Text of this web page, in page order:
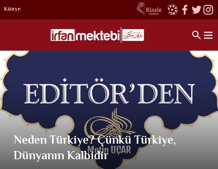
Künye
Neden Türkiye? Çünkü Türkiye,
Dünyanın Kalbidir